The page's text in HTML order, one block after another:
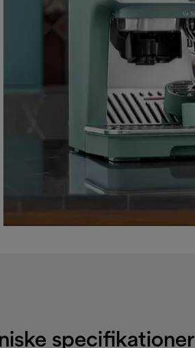
specifikationer